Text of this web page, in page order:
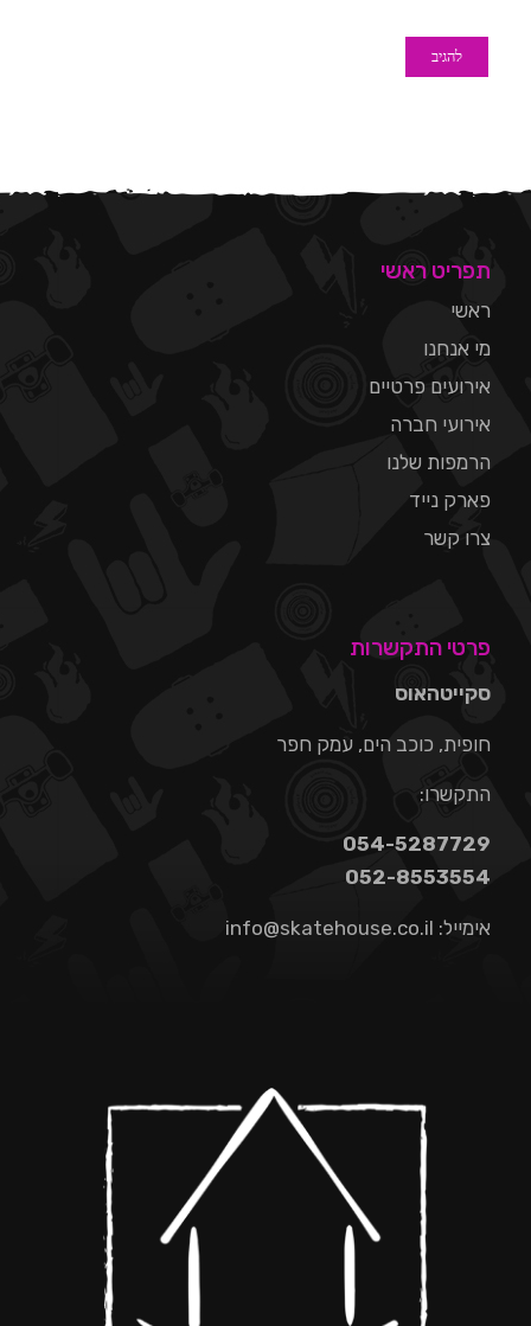
תפריט ראשי
ראשי
מי אנחנו
אירועים פרטיים
אירועי חברה
הרמפות שלנו
פארק נייד
צרו קשר
פרטי התקשרות
סקייטהאוס
חופית, כוכב הים, עמק חפר
התקשרו:
054-5287729
052-8553554
אימייל: info@skatehouse.co.il